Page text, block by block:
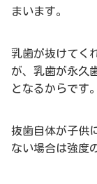
まいます。
乳歯が抜けてく
が、乳歯が永久
となるからです。
抜歯自体が子供
ない場合は強度